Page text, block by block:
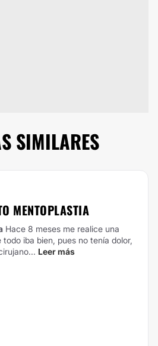
SIMILARES
MENTOPLASTIA
Hace 8 meses me realice una
iba bien, pues no tenía dolor,
Leer más